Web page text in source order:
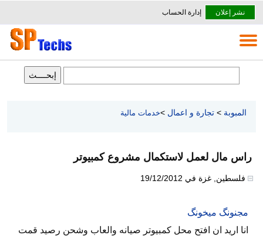
نشر إعلان إدارة الحساب
المبوبة > تجارة و اعمال >خدمات مالية
راس مال لعمل لاستكمال مشروع كمبيوتر
فلسطين ,غزة في 19/12/2012
مجنونگ ميخونگ
انا اريد ان افتح محل كمبيوتر صيانه والعاب وشحن رصيد قمت